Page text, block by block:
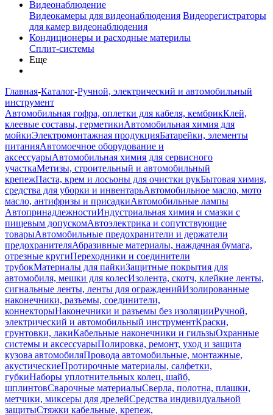
Видеонаблюдение
Видеокамеры для видеонаблюдения Видеорегистраторы
для камер видеонаблюдения
Кондиционеры и расходные материлы
Сплит-системы
Еще
Главная-Каталог-Ручной, электрический и автомобильный
инструмент
Автомобильная гофра, оплетки для кабеля, кембрикКлей,
клеевые составы, герметикиАвтомобильная химия для
мойкиЭлектромонтажная продукцияБатарейки, элементы
питанияАвтомоечное оборудование и
аксессуарыАвтомобильная химия для сервисного
участкаМетизы, строительный и автомобильный
крепежПаста, крем и лосьоны для очистки рукБытовая химия,
средства для уборки и инвентарьАвтомобильное масло, мото
масло, антифризы и присадкиАвтомобильные лампы
АвтопринадлежностиИндустриальная химия и смазки с
пищевым допускомАвтоэлектрика и сопутствующие
товарыАвтомобильные предохранители и держатели
предохранителяАбразивные материалы, наждачная бумага,
отрезные кругиПереходники и соединители
трубокМатериалы для пайкиЗащитные покрытия для
автомобиля, мешки для колесИзолента, скотч, клейкие ленты,
сигнальные ленты, ленты для огражденийИзолированные
наконечники, разъемы, соединители,
коннекторыНаконечники и разъемы без изоляцииРучной,
электрический и автомобильный инструментКраски,
грунтовки, лакиКабельные наконечники и гильзыОхранные
системы и аксессуарыПолировка, ремонт, уход и защита
кузова автомобиляПровода автомобильные, монтажные,
акустическиеПротирочные материалы, салфетки,
губкиНаборы уплотнительных колец, шайб,
шплинтовСварочные материалыСверла, полотна, плашки,
метчики, миксеры для дрелейСредства индивидуальной
защитыСтяжки кабельные, крепеж,